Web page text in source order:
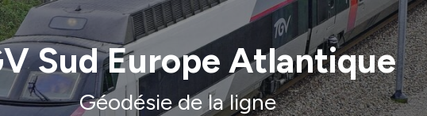
Sud Europe Atlantique
Géodésie de la ligne